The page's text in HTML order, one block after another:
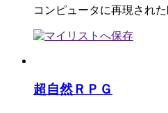
コンピュータに再現され
超自然ＲＰＧ